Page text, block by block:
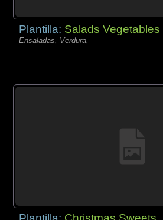
Plantilla: Salads Vegetables
Ensaladas, Verdura,